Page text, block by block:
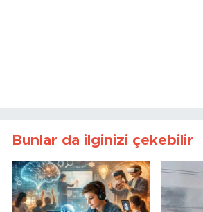
Bunlar da ilginizi çekebilir